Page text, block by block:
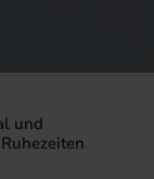
und